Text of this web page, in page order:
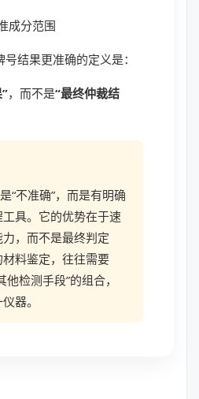
成分范围
结果更准确的定义是：
，而不是“最终仲裁结
“不准确”，而是有明确
具。它的优势在于速
，而不是最终判定
料鉴定，往往需要
他检测手段”的组合，
器。